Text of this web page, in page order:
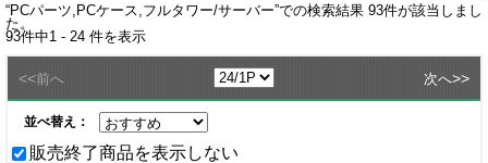
“PCパーツ,PCケース,フルタワー/サーバー”での検索結果 93件が該当しまし
た。
93件中1 - 24 件を表示
<<前へ 次へ>>
並べ替え：
販売終了商品を表示しない